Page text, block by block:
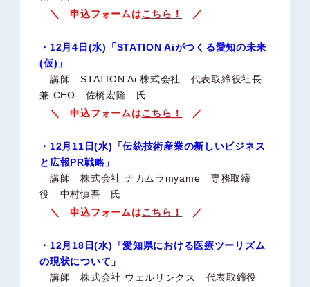
＼ 申込フォームはこちら！ ／
・12月4日(水)「STATION Aiがつくる愛知の未来
(仮)」
講師 STATION Ai 株式会社 代表取締役社長
兼 CEO 佐橋宏隆 氏
＼ 申込フォームはこちら！ ／
・12月11日(水)「伝統技術産業の新しいビジネス
と広報PR戦略」
講師 株式会社 ナカムラmyame 専務取締
役 中村慎吾 氏
＼ 申込フォームはこちら！ ／
・12月18日(水)「愛知県における医療ツーリズム
の現状について」
講師 株式会社 ウェルリンクス 代表取締役